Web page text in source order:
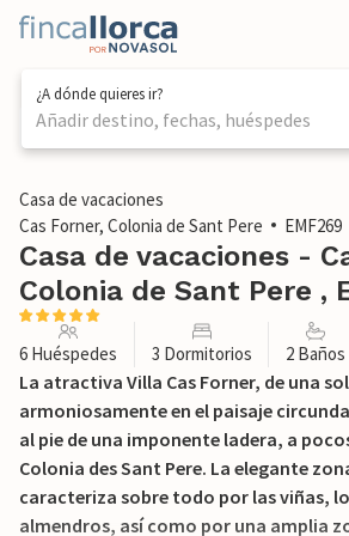
¿A dónde quieres ir?
Añadir destino, fechas, huéspedes
1 / 42
Casa de vacaciones
Cas Forner, Colonia de Sant Pere
EMF269
Casa de vacaciones -
Colonia de Sant Pere ,
6 Huéspedes 3 Dormitorios 2 Baños
La atractiva Villa Cas Forner, de una
armoniosamente en el paisaje
al pie de una imponente ladera, a
Colonia des Sant Pere. La elegante
caracteriza sobre todo por las viñas,
almendros, así como por una amplia